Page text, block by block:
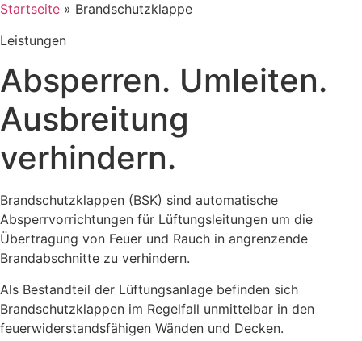
Startseite » Brandschutzklappe
Leistungen
Absperren. Umleiten.
Ausbreitung
verhindern.
Brandschutzklappen (BSK) sind automatische
Absperrvorrichtungen für Lüftungsleitungen um die
Übertragung von Feuer und Rauch in angrenzende
Brandabschnitte zu verhindern.
Als Bestandteil der Lüftungsanlage befinden sich
Brandschutzklappen im Regelfall unmittelbar in den
feuerwiderstandsfähigen Wänden und Decken.